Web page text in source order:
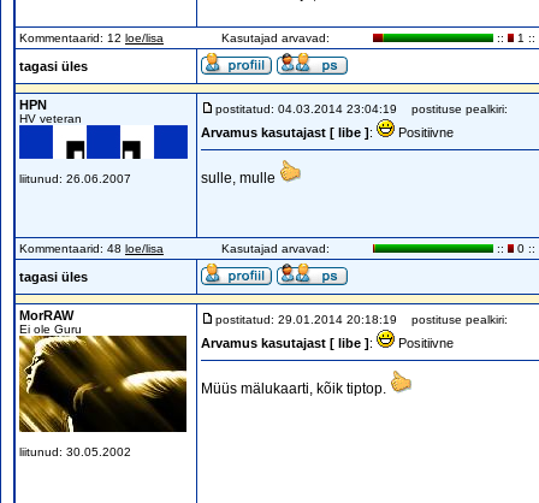
Kommentaarid: 12 loe/lisa Kasutajad arvavad: :: 1 ::
tagasi üles
HPN
HV veteran
liitunud: 26.06.2007
postitatud: 04.03.2014 23:04:19 postituse pealkiri:
Arvamus kasutajast [ libe ]: Positiivne
sulle, mulle
Kommentaarid: 48 loe/lisa Kasutajad arvavad: :: 0 ::
tagasi üles
MorRAW
Ei ole Guru
liitunud: 30.05.2002
postitatud: 29.01.2014 20:18:19 postituse pealkiri:
Arvamus kasutajast [ libe ]: Positiivne
Müüs mälukaarti, kõik tiptop.